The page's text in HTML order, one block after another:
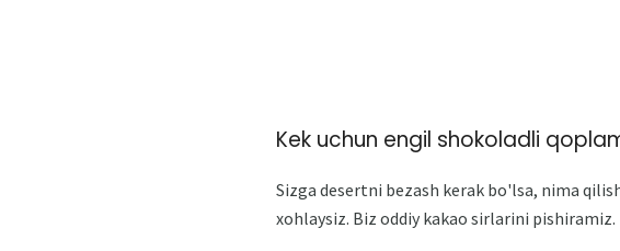
Kek uchun engil shokoladli
Sizga desertni bezash kerak bo'lsa, nima
xohlaysiz. Biz oddiy kakao sirlarini pishiramiz.